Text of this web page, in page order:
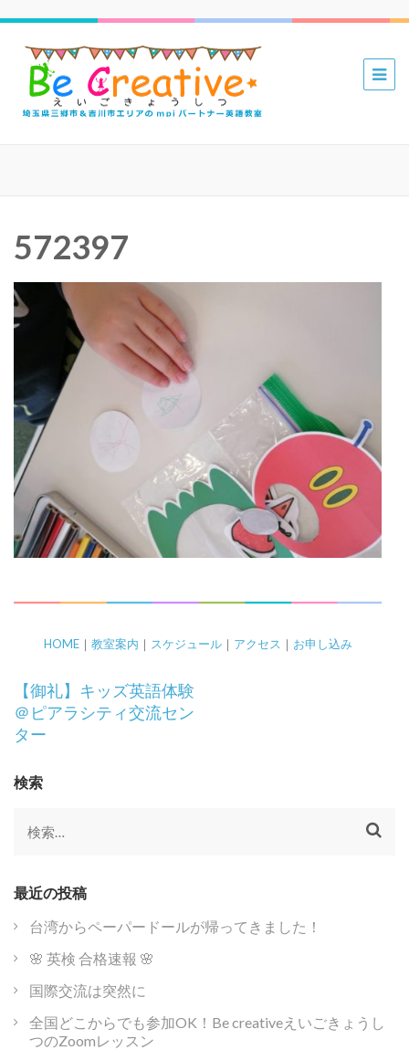
三郷 吉川
mpiパー
572397
HOME｜ 教室案内 ｜ スケジュール｜ アクセス ｜ お申し込み
投
稿
ナ
ゲ
ー
シ
ョ
【御礼】キッズ英語体験
＠ピアラシティ交流セン
ター
検索
検
最近の投稿
台湾からペーパードールが帰ってきました！
🌸 英検 合格速報 🌸
国際交流は突然に
全国どこからでも参加OK！Be creativeえいごきょうし
つのZoomレッスン